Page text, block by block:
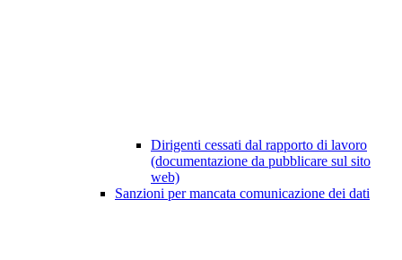
Dirigenti cessati dal rapporto di lavoro
(documentazione da pubblicare sul sito
web)
Sanzioni per mancata comunicazione dei dati